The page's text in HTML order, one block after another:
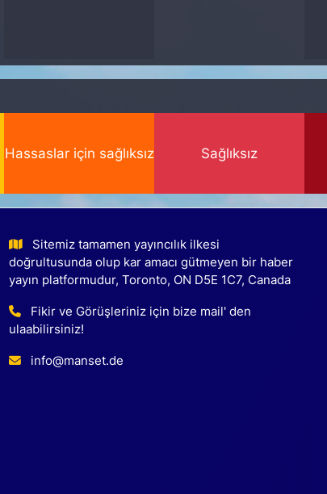
Hassaslar için sağlıksız Sağlıksız
Sitemiz tamamen yayıncılık ilkesi
doğrultusunda olup kar amacı gütmeyen bir haber
yayın platformudur, Toronto, ON D5E 1C7, Canada
Fikir ve Görüşleriniz için bize mail' den
ulaabilirsiniz!
info@manset.de